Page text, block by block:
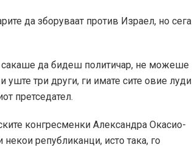
да зборуваат против Израел, но сега
да бидеш политичар, не можеше
уште три други, ги имате сите овие луди
претседател.
конгресменки Александра Окасио-
републиканци, исто така, го